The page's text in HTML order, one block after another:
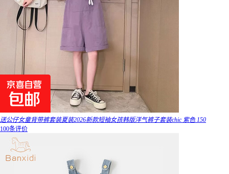
送公仔女童背带裤套装夏装2026新款短袖女孩韩版洋气裤子套装chic 紫色 150
100条评价